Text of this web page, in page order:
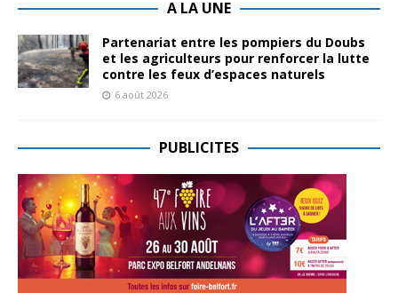
A LA UNE
Partenariat entre les pompiers du Doubs
et les agriculteurs pour renforcer la lutte
contre les feux d’espaces naturels
6 août 2026
PUBLICITES